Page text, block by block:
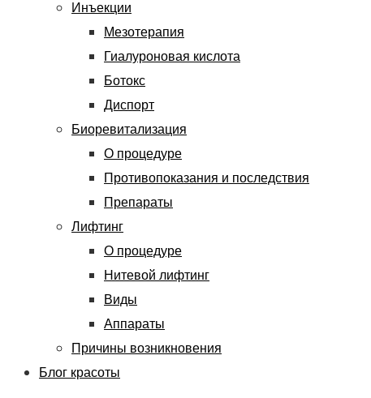
Инъекции
Мезотерапия
Гиалуроновая кислота
Ботокс
Диспорт
Биоревитализация
О процедуре
Противопоказания и последствия
Препараты
Лифтинг
О процедуре
Нитевой лифтинг
Виды
Аппараты
Причины возникновения
Блог красоты